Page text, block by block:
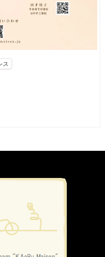
ス